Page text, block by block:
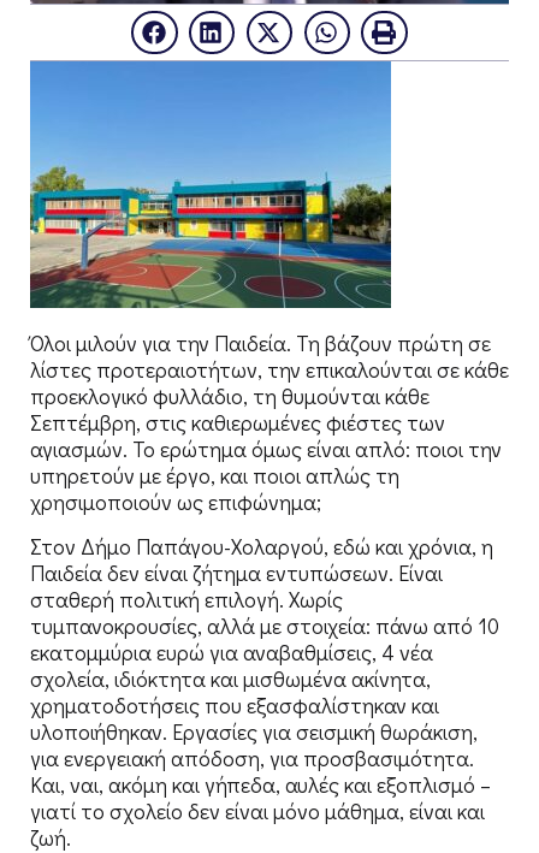
Όλοι μιλούν για την Παιδεία. Τη βάζουν πρώτη σε
λίστες προτεραιοτήτων, την επικαλούνται σε κάθε
προεκλογικό φυλλάδιο, τη θυμούνται κάθε
Σεπτέμβρη, στις καθιερωμένες φιέστες των
αγιασμών. Το ερώτημα όμως είναι απλό: ποιοι την
υπηρετούν με έργο, και ποιοι απλώς τη
χρησιμοποιούν ως επιφώνημα;
Στον Δήμο Παπάγου-Χολαργού, εδώ και χρόνια, η
Παιδεία δεν είναι ζήτημα εντυπώσεων. Είναι
σταθερή πολιτική επιλογή. Χωρίς
τυμπανοκρουσίες, αλλά με στοιχεία: πάνω από 10
εκατομμύρια ευρώ για αναβαθμίσεις, 4 νέα
σχολεία, ιδιόκτητα και μισθωμένα ακίνητα,
χρηματοδοτήσεις που εξασφαλίστηκαν και
υλοποιήθηκαν. Εργασίες για σεισμική θωράκιση,
για ενεργειακή απόδοση, για προσβασιμότητα.
Και, ναι, ακόμη και γήπεδα, αυλές και εξοπλισμό –
γιατί το σχολείο δεν είναι μόνο μάθημα, είναι και
ζωή.